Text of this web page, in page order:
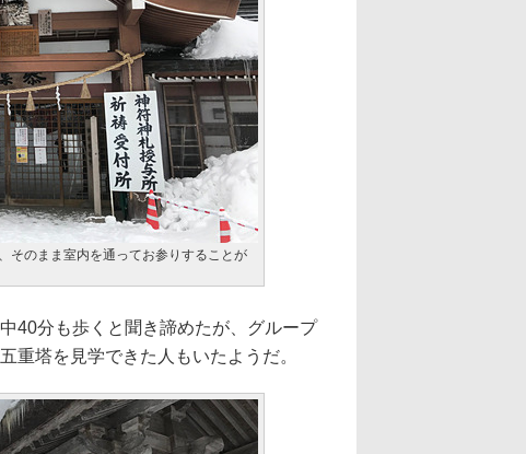
そのまま室内を通ってお参りすることが
40分も歩くと聞き諦めたが、グループ
重塔を見学できた人もいたようだ。